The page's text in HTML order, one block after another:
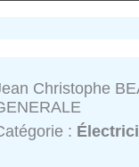
Christophe
: